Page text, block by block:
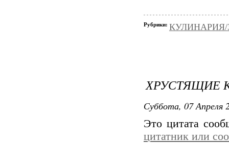
Рубрики: КУЛИНАРИЯ/
ХРУСТЯЩИЕ
Суббота, 07 Апреля
Это цитата
цитатник или